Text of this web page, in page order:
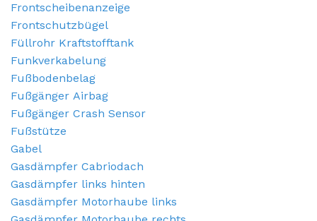
Frontscheibenanzeige
Frontschutzbügel
Füllrohr Kraftstofftank
Funkverkabelung
Fußbodenbelag
Fußgänger Airbag
Fußgänger Crash Sensor
Fußstütze
Gabel
Gasdämpfer Cabriodach
Gasdämpfer links hinten
Gasdämpfer Motorhaube links